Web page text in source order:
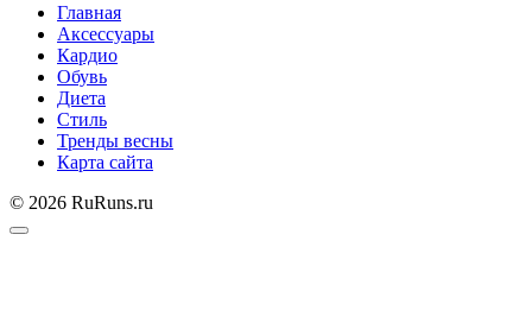
Главная
Аксессуары
Кардио
Обувь
Диета
Стиль
Тренды весны
Карта сайта
© 2026 RuRuns.ru